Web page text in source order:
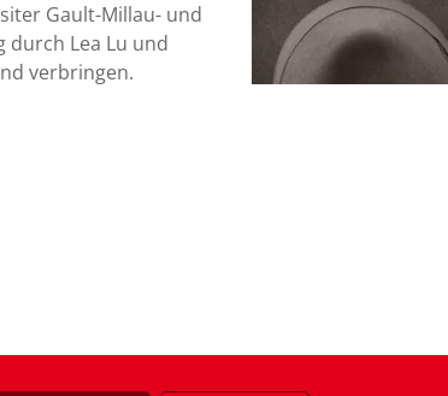
Gault-Millau- und
durch Lea Lu und
verbringen.